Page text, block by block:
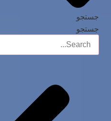
جستجو
جستجو